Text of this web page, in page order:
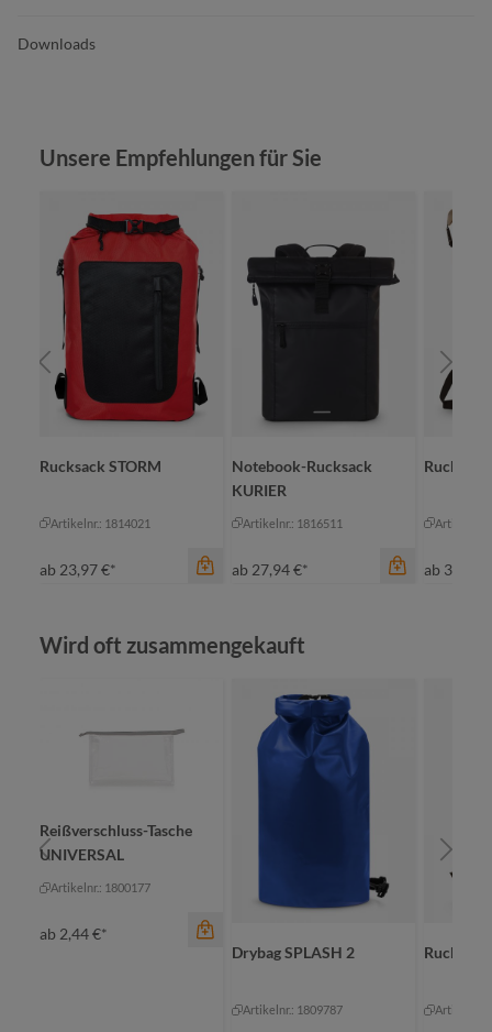
Downloads
Produktgalerie überspringen
Unsere Empfehlungen für Sie
Rucksack STORM
Artikelnr.: 1814021
ab 23,97 €*
Notebook-Rucksack
KURIER
Artikelnr.: 1816511
ab 27,94 €*
Rucksack
Artikelnr.:
ab 37,97
Produktgalerie überspringen
Wird oft zusammengekauft
Reißverschluss-Tasche
UNIVERSAL
Artikelnr.: 1800177
ab 2,44 €*
Drybag SPLASH 2
Artikelnr.: 1809787 Artikelnr.: